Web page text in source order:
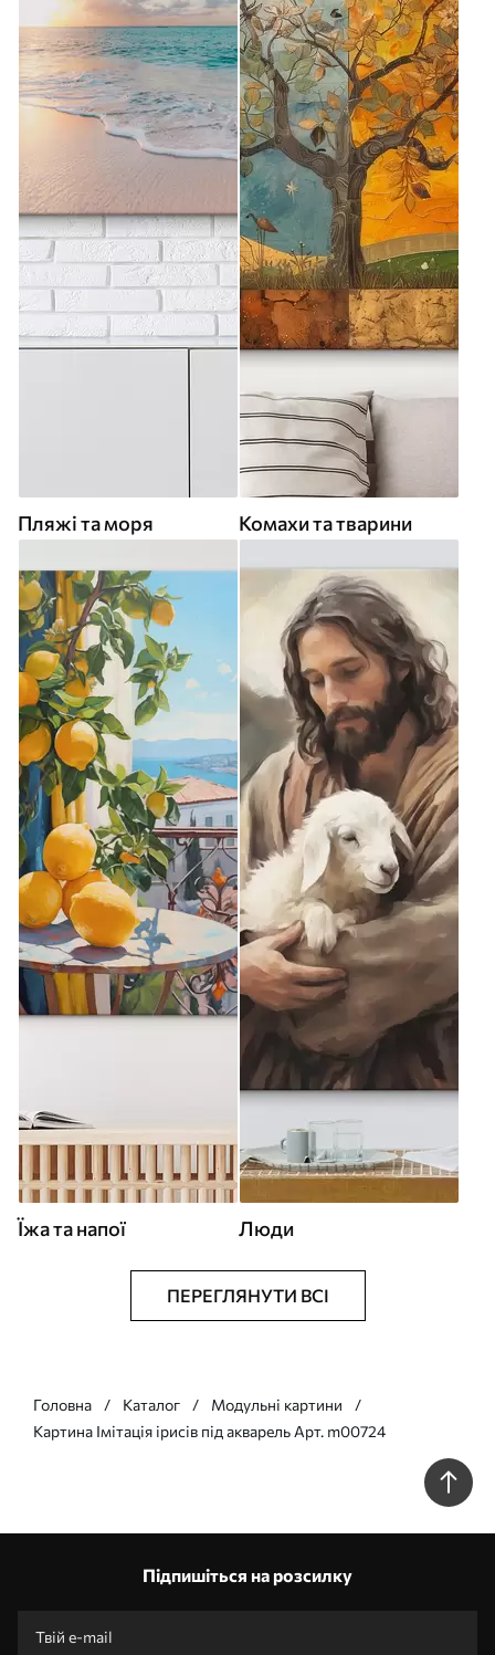
Пляжі та моря Комахи та тварини
Їжа та напої Люди
ПЕРЕГЛЯНУТИ ВСІ
Головна Каталог
Модульні картини
Картина Імітація ірисів під акварель Арт. m00724
Підпишіться на розсилку